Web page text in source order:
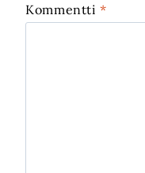
Kommentti*